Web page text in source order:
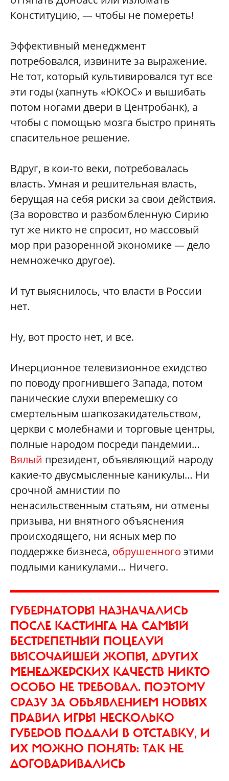
Конституцию, — чтобы не помереть!
Эффективный менеджмент
потребовался, извините за выражение.
Не тот, который культивировался тут все
эти годы (хапнуть «ЮКОС» и вышибать
потом ногами двери в Центробанк), а
чтобы с помощью мозга быстро принять
спасительное решение.
Вдруг, в кои-то веки, потребовалась
власть. Умная и решительная власть,
берущая на себя риски за свои действия.
(За воровство и разбомбленную Сирию
тут же никто не спросит, но массовый
мор при разоренной экономике — дело
немножечко другое).
И тут выяснилось, что власти в России
нет.
Ну, вот просто нет, и все.
Инерционное телевизионное ехидство
по поводу прогнившего Запада, потом
панические слухи вперемешку со
смертельным шапкозакидательством,
церкви с молебнами и торговые центры,
полные народом посреди пандемии…
Вялый президент, объявляющий народу
какие-то двусмысленные каникулы… Ни
срочной амнистии по
ненасильственным статьям, ни отмены
призыва, ни внятного объяснения
происходящего, ни ясных мер по
поддержке бизнеса, обрушенного этими
подлыми каникулами… Ничего.
ГУБЕРНАТОРЫ НАЗНАЧАЛИСЬ
ПОСЛЕ КАСТИНГА НА САМЫЙ
БЕСТРЕПЕТНЫЙ ПОЦЕЛУЙ
ВЫСОЧАЙШЕЙ ЖОПЫ, ДРУГИХ
МЕНЕДЖЕРСКИХ КАЧЕСТВ НИКТО
ОСОБО НЕ ТРЕБОВАЛ. ПОЭТОМУ
СРАЗУ ЗА ОБЪЯВЛЕНИЕМ НОВЫХ
ПРАВИЛ ИГРЫ НЕСКОЛЬКО
ГУБЕРОВ ПОДАЛИ В ОТСТАВКУ, И
ИХ МОЖНО ПОНЯТЬ: ТАК НЕ
ДОГОВАРИВАЛИСЬ